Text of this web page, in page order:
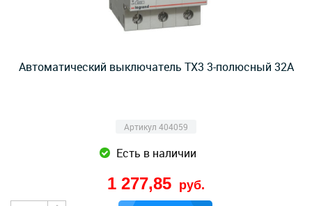
Автоматический выключатель TX3 3-полюсный 32А
Артикул 404059
Есть в наличии
1 277,85 руб.